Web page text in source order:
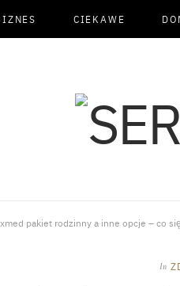
CIEKAWE
pakiet rodzinny a inne opcje – co się
In